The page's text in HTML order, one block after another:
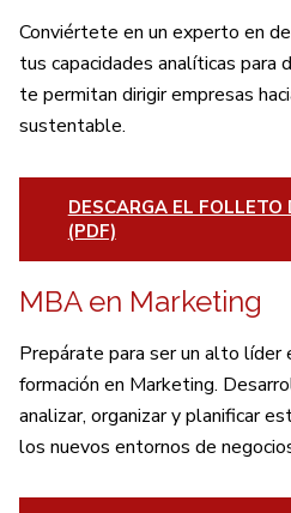
Conviértete en un experto en
tus capacidades analíticas
te permitan dirigir empresas
sustentable.
DESCARGA EL
(PDF)
MBA en Marketing
Prepárate para ser un alto líder
formación en Marketing.
analizar, organizar y planificar
los nuevos entornos de